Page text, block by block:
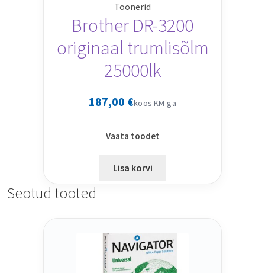
Toonerid
Brother DR-3200
originaal trumlisõlm
25000lk
187,00 €koos KM-ga
Vaata toodet
Lisa korvi
Seotud tooted